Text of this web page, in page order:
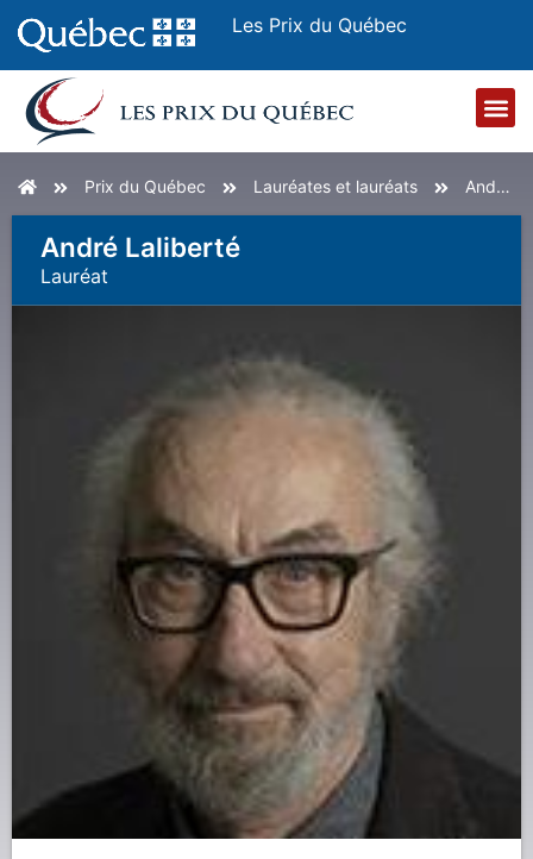
Les Prix du Québec
AccueilPrix du Québec Lauréates et lauréats André Laliberté
André Laliberté
Lauréat